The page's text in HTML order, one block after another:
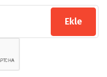
Ekle